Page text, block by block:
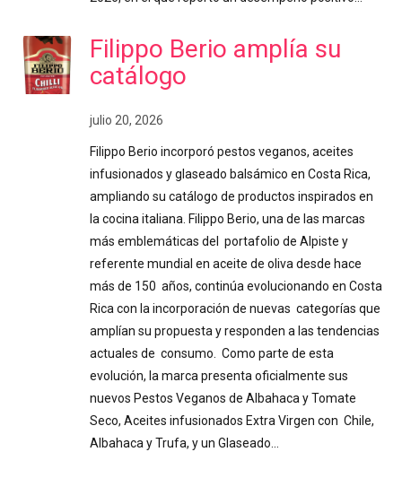
Filippo Berio amplía su
catálogo
julio 20, 2026
Filippo Berio incorporó pestos veganos, aceites
infusionados y glaseado balsámico en Costa Rica,
ampliando su catálogo de productos inspirados en
la cocina italiana. Filippo Berio, una de las marcas
más emblemáticas del portafolio de Alpiste y
referente mundial en aceite de oliva desde hace
más de 150 años, continúa evolucionando en Costa
Rica con la incorporación de nuevas categorías que
amplían su propuesta y responden a las tendencias
actuales de consumo. Como parte de esta
evolución, la marca presenta oficialmente sus
nuevos Pestos Veganos de Albahaca y Tomate
Seco, Aceites infusionados Extra Virgen con Chile,
Albahaca y Trufa, y un Glaseado…